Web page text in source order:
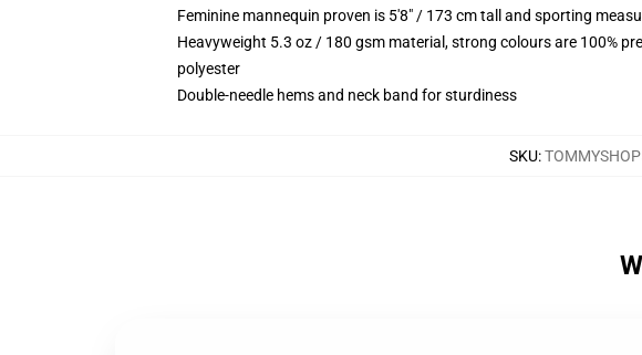
Feminine mannequin proven is 5'8" / 173 cm tall and sporting
Heavyweight 5.3 oz / 180 gsm material, strong colours are 100%
polyester
Double-needle hems and neck band for sturdiness
SKU: